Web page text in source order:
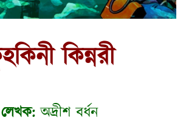
কিন্নরী
লেখক: অদ্রীশ বর্ধন